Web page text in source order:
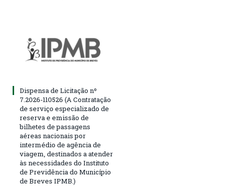
Dispensa de Licitação nº
7.2026-110526 (A Contratação
de serviço especializado de
reserva e emissão de
bilhetes de passagens
aéreas nacionais por
intermédio de agência de
viagem, destinados a atender
às necessidades do Instituto
de Previdência do Município
de Breves IPMB.)